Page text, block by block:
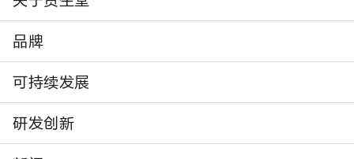
品牌
可持续发展
研发创新